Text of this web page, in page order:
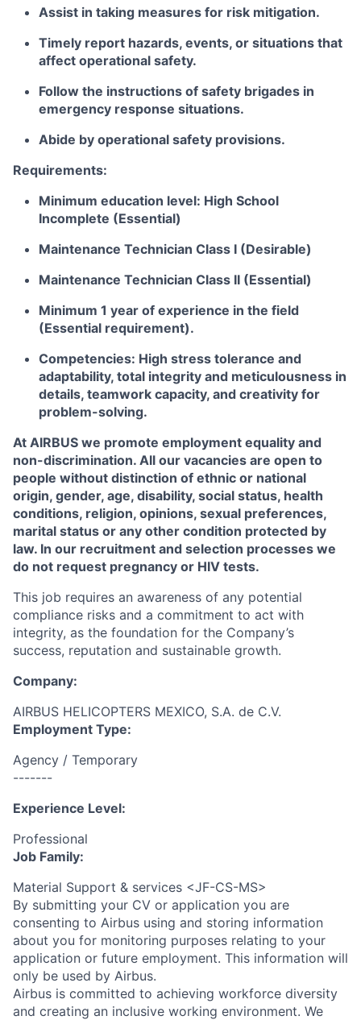
Assist in taking measures for risk mitigation.
Timely report hazards, events, or situations that
affect operational safety.
Follow the instructions of safety brigades in
emergency response situations.
Abide by operational safety provisions.
Requirements:
Minimum education level: High School
Incomplete (Essential)
Maintenance Technician Class I (Desirable)
Maintenance Technician Class II (Essential)
Minimum 1 year of experience in the field
(Essential requirement).
Competencies: High stress tolerance and
adaptability, total integrity and meticulousness in
details, teamwork capacity, and creativity for
problem-solving.
At AIRBUS we promote employment equality and
non-discrimination. All our vacancies are open to
people without distinction of ethnic or national
origin, gender, age, disability, social status, health
conditions, religion, opinions, sexual preferences,
marital status or any other condition protected by
law. In our recruitment and selection processes we
do not request pregnancy or HIV tests.
This job requires an awareness of any potential
compliance risks and a commitment to act with
integrity, as the foundation for the Company’s
success, reputation and sustainable growth.
Company:
AIRBUS HELICOPTERS MEXICO, S.A. de C.V.
Employment Type:
Agency / Temporary
-------
Experience Level:
Professional
Job Family:
Material Support & services <JF-CS-MS>
By submitting your CV or application you are
consenting to Airbus using and storing information
about you for monitoring purposes relating to your
application or future employment. This information will
only be used by Airbus.
Airbus is committed to achieving workforce diversity
and creating an inclusive working environment. We